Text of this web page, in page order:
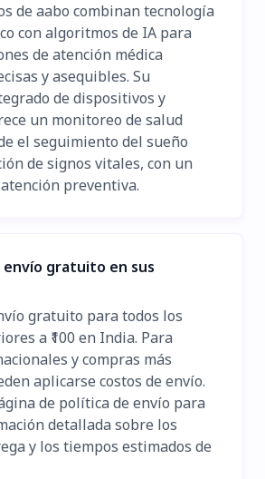
de aabo combinan tecnología
con algoritmos de IA para
de atención médica
y asequibles. Su
de dispositivos y
un monitoreo de salud
el seguimiento del sueño
de signos vitales, con un
preventiva.
envío gratuito en sus
gratuito para todos los
a ₹100 en India. Para
y compras más
aplicarse costos de envío.
de política de envío para
detallada sobre los
y los tiempos estimados de